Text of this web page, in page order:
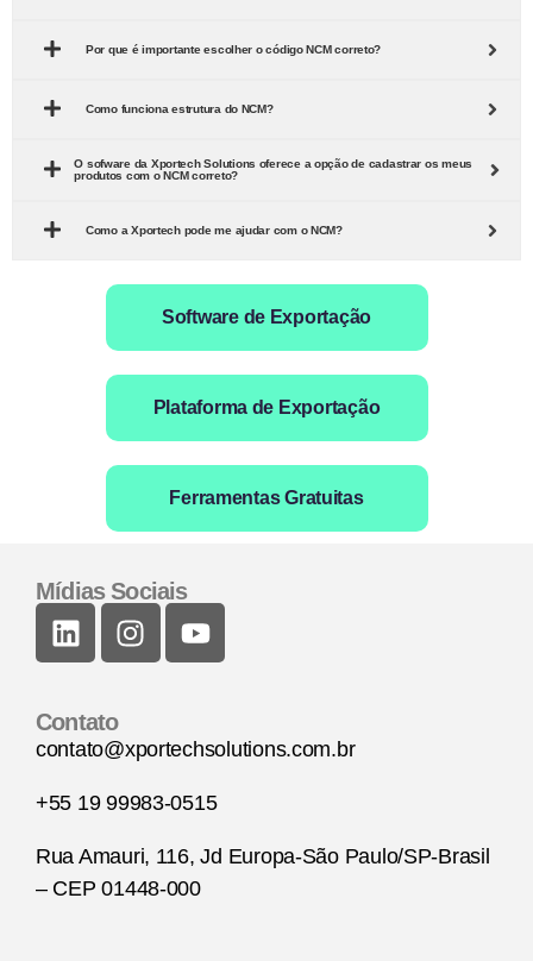
Por que é importante escolher o código NCM correto?
Como funciona estrutura do NCM?
O sofware da Xportech Solutions oferece a opção de cadastrar os meus
produtos com o NCM correto?
Como a Xportech pode me ajudar com o NCM?
Software de Exportação
Plataforma de Exportação
Ferramentas Gratuitas
Mídias Sociais
Contato
contato@xportechsolutions.com.br
+55 19 99983-0515
Rua Amauri, 116, Jd Europa-São Paulo/SP-Brasil
– CEP 01448-000